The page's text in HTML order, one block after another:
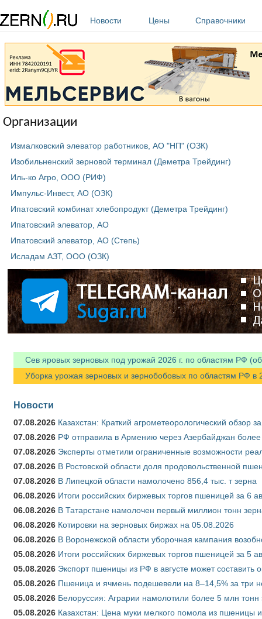
Новости
Цены Справочники
Организации
Измалковский элеватор работников, АО "НП" (ОЗК)
Изобильненский зерновой терминал (Деметра Трейдинг)
Иль-ко Агро, ООО (РИФ)
Импульс-Инвест, АО (ОЗК)
Ипатовский комбинат хлебопродукт (Деметра Трейдинг)
Ипатовский элеватор, АО
Ипатовский элеватор, АО (Степь)
Исладам АЗТ, ООО (ОЗК)
Сев яровых зерновых под урожай 2026 г. по областям РФ
Уборка урожая зерновых и зернобобовых по областям РФ в
Новости
07.08.2026 Казахстан: Краткий агрометеорологический обзор
07.08.2026 РФ отправила в Армению через Азербайджан более
07.08.2026 Эксперты отметили ограниченные возможности
07.08.2026 В Ростовской области доля продовольственной
07.08.2026 В Липецкой области намолочено 856,4 тыс. т зерна
06.08.2026 Итоги российских биржевых торгов пшеницей за 6
06.08.2026 В Татарстане намолочен первый миллион тонн
06.08.2026 Котировки на зерновых биржах на 05.08.2026
06.08.2026 В Воронежской области уборочная кампания
05.08.2026 Итоги российских биржевых торгов пшеницей за 5
05.08.2026 Экспорт пшеницы из РФ в августе может составить
05.08.2026 Пшеница и ячмень подешевели на 8–14,5% за три
05.08.2026 Белоруссия: Аграрии намолотили более 5 млн тонн
05.08.2026 Казахстан: Цена муки мелкого помола из пшеницы